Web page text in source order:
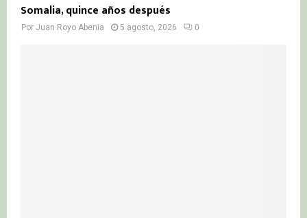
Somalia, quince años después
Por Juan Royo Abenia 5 agosto, 2026 0